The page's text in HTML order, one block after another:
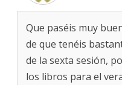
Que paséis muy
de que tenéis
de la sexta sesión,
los libros para el